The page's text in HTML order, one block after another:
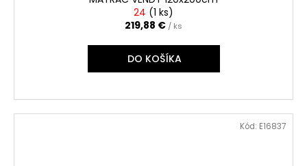
24 (1 ks)
219,88 € / ks
DO KOŠÍKA
Kód: E16837